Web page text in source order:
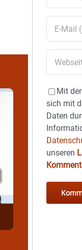
Mit
sich mit
Daten
unseren